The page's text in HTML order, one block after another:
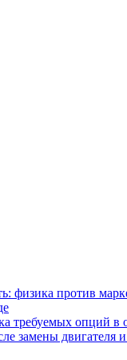
физика против
требуемых опций в
замены двигателя